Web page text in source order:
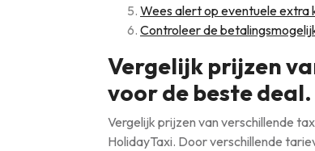
Wees alert op eventuele
Controleer de
Vergelijk prijzen
voor de beste deal.
Vergelijk prijzen van verschillende
HolidayTaxi. Door verschillende